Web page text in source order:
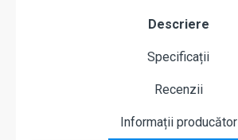
Descriere
Specificații
Recenzii
Informații producător